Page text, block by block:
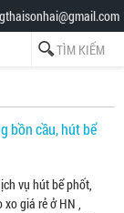
bồn cầu, hút bể
vụ hút bể phốt,
giá rẻ ở HN ,